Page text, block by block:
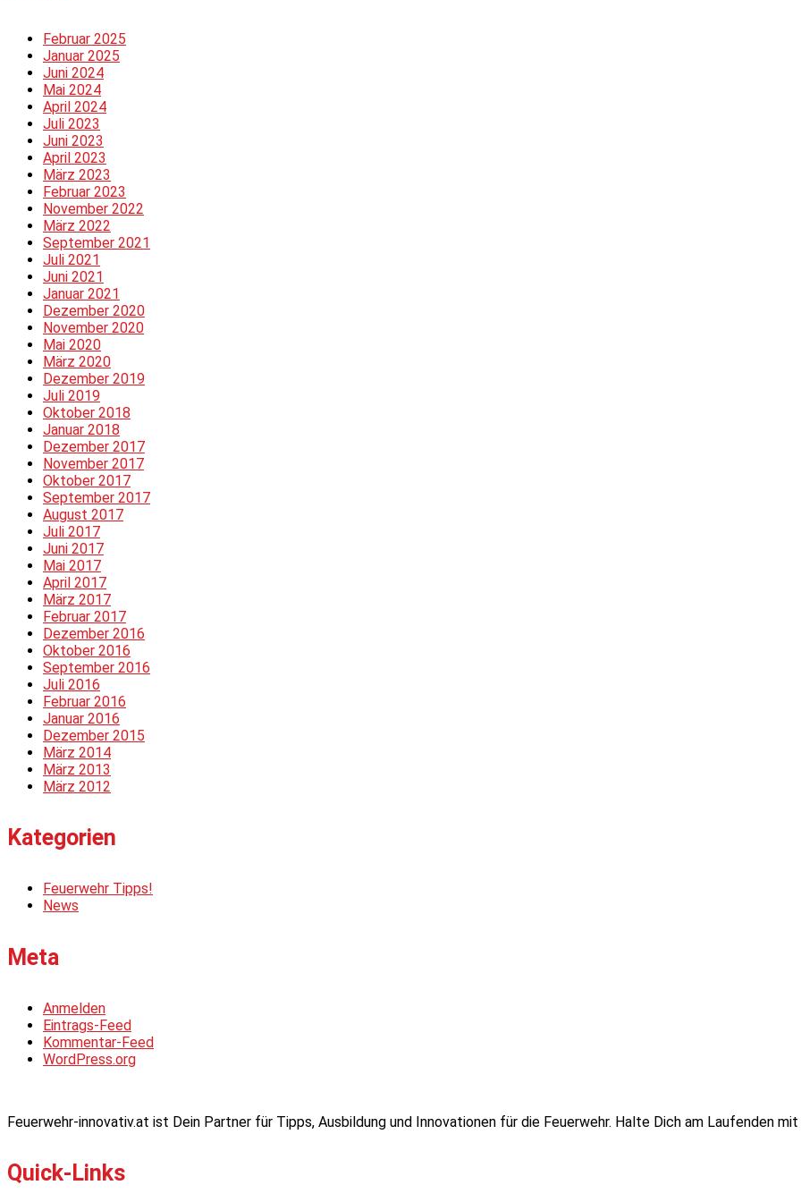
Februar 2025
Januar 2025
Juni 2024
Mai 2024
April 2024
Juli 2023
Juni 2023
April 2023
März 2023
Februar 2023
November 2022
März 2022
September 2021
Juli 2021
Juni 2021
Januar 2021
Dezember 2020
November 2020
Mai 2020
März 2020
Dezember 2019
Juli 2019
Oktober 2018
Januar 2018
Dezember 2017
November 2017
Oktober 2017
September 2017
August 2017
Juli 2017
Juni 2017
Mai 2017
April 2017
März 2017
Februar 2017
Dezember 2016
Oktober 2016
September 2016
Juli 2016
Februar 2016
Januar 2016
Dezember 2015
März 2014
März 2013
März 2012
Kategorien
Feuerwehr Tipps!
News
Meta
Anmelden
Eintrags-Feed
Kommentar-Feed
WordPress.org
Feuerwehr-innovativ.at ist Dein Partner für Tipps, Ausbildung und Innovationen für die Feuerwehr. Halte Dich am Laufenden
Quick-Links